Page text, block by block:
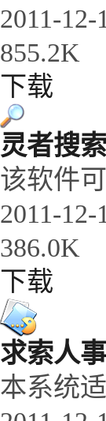
2011-12-
855.2K
下载
灵者搜索
该软件
2011-12-
386.0K
下载
求索人
本系统